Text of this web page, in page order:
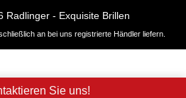
Sie uns!
Radlinger - Exquisite Brillen
an bei uns registrierte Händler liefern.